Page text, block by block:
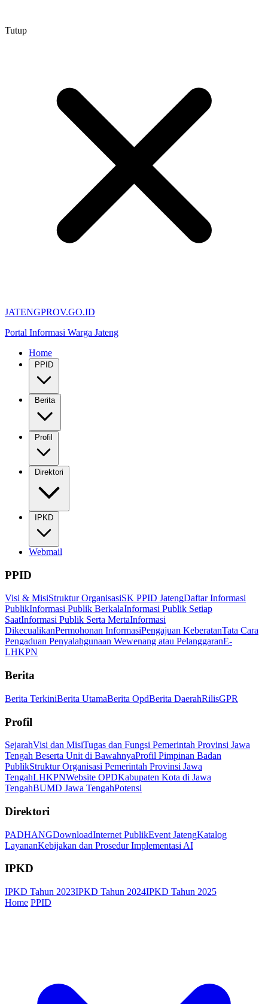
Tutup
JATENGPROV.GO.ID
Portal Informasi Warga Jateng
Home
PPID
Berita
Profil
Direktori
IPKD
Webmail
PPID
Visi & MisiStruktur OrganisasiSK PPID JatengDaftar Informasi
PublikInformasi Publik BerkalaInformasi Publik Setiap
SaatInformasi Publik Serta MertaInformasi
DikecualikanPermohonan InformasiPengajuan KeberatanTata Cara
Pengaduan Penyalahgunaan Wewenang atau PelanggaranE-
LHKPN
Berita
Berita TerkiniBerita UtamaBerita OpdBerita DaerahRilisGPR
Profil
SejarahVisi dan MisiTugas dan Fungsi Pemerintah Provinsi Jawa
Tengah Beserta Unit di BawahnyaProfil Pimpinan Badan
PublikStruktur Organisasi Pemerintah Provinsi Jawa
TengahLHKPNWebsite OPDKabupaten Kota di Jawa
TengahBUMD Jawa TengahPotensi
Direktori
PADHANGDownloadInternet PublikEvent JatengKatalog
LayananKebijakan dan Prosedur Implementasi AI
IPKD
IPKD Tahun 2023IPKD Tahun 2024IPKD Tahun 2025
Home PPID